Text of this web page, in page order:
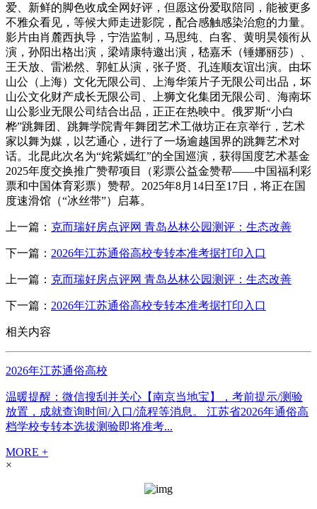
爱、新鲜的脚色收成全网好评，但愿这份爱取陪同，能被更多
不雅众看见，等候大师走进影院，配合感触感染治愈的力量。
影片由肖麓西执导，宁浩监制，马思纯、白客、黄明昊领衔从
演，孙阳出格出演，梁靖康特邀出演，嵇嘉禾（锤娜丽莎）、
王天放、雷淞然、郭虹从演，张子贤、孔连顺友谊出演。由坏
山公（上海）文化无限公司、上海华策片子无限公司出品，坏
山公文化财产成长无限公司、上狮文化集团无限公司、海南坏
山公影业无限公司结合出品，正正在热映中。俄罗斯“小白
桦”跳舞团、跳舞学院青年舞团艺术工做坊正在京举行，艺术
家以舞为媒，以艺通心，进行了一场逾越国界的跳舞艺术对
话。北昆此次名为“姹紫嫣红”的全国巡演，获得国度艺术基金
2025年度交换推广赞帮项目（彩票公益金赞帮——中国福利彩
票和中国体育彩票）赞帮。2025年8月14日至17日，将正在国
度速滑馆（“冰丝带”）启幕。
上一篇： 克而瑞好房点评网 青岛丛林公园测评：生态改善
下一篇： 2026年江苏通俗高校专转本准考据打印入口
上一篇： 克而瑞好房点评网 青岛丛林公园测评：生态改善
下一篇： 2026年江苏通俗高校专转本准考据打印入口
相关内容
2026年江苏通俗高校
温暖提醒：微信搜刮并关心【南京当地宝】，考前提示/测验
放置，成就查询时间/入口/流程等消息。 江苏省2026年通俗高
档学校专转本选拔测验即将​准考...
MORE +
×